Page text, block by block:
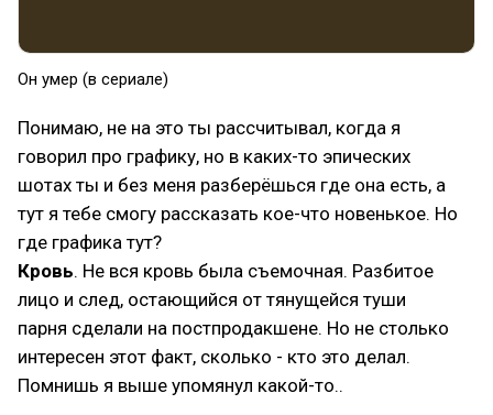
Он умер (в сериале)
Понимаю, не на это ты рассчитывал, когда я
говорил про графику, но в каких-то эпических
шотах ты и без меня разберёшься где она есть, а
тут я тебе смогу рассказать кое-что новенькое. Но
где графика тут?
Кровь. Не вся кровь была съемочная. Разбитое
лицо и след, остающийся от тянущейся туши
парня сделали на постпродакшене. Но не столько
интересен этот факт, сколько - кто это делал.
Помнишь я выше упомянул какой-то..